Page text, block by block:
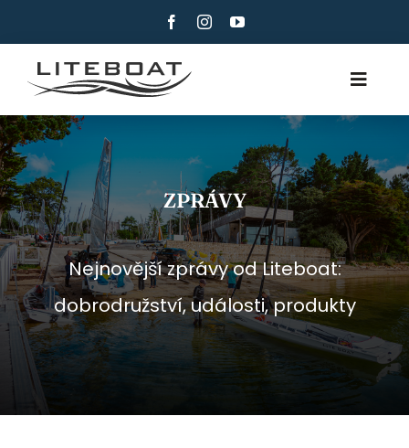
content
Toggle
VESLOVÁNÍ
ROW AND SAIL
KONTAKTUJTE NÁS
ČEŠTINA
ZPRÁVY
Nejnovější zprávy od Liteboat:
dobrodružství, události, produkty